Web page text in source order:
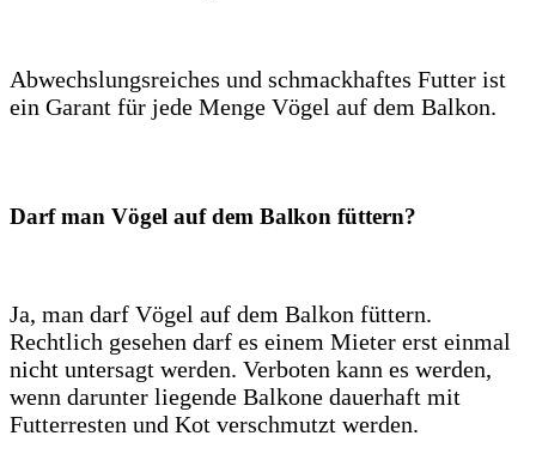
Abwechslungsreiches und schmackhaftes Futter ist
ein Garant für jede Menge Vögel auf dem Balkon.
Darf man Vögel auf dem Balkon füttern?
Ja, man darf Vögel auf dem Balkon füttern.
Rechtlich gesehen darf es einem Mieter erst einmal
nicht untersagt werden. Verboten kann es werden,
wenn darunter liegende Balkone dauerhaft mit
Futterresten und Kot verschmutzt werden.